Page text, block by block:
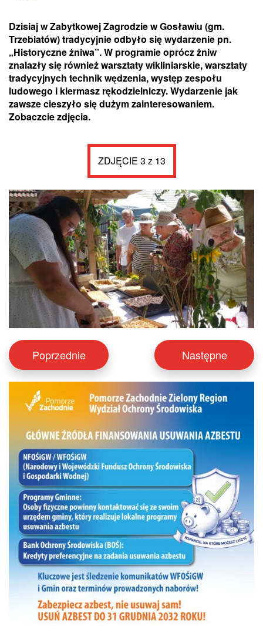
Dzisiaj w Zabytkowej Zagrodzie w Gosławiu (gm.
Trzebiatów) tradycyjnie odbyło się wydarzenie pn.
„Historyczne żniwa”. W programie oprócz żniw
znalazły się również warsztaty wikliniarskie, warsztaty
tradycyjnych technik wędzenia, występ zespołu
ludowego i kiermasz rękodzielniczy. Wydarzenie jak
zawsze cieszyło się dużym zainteresowaniem.
Zobaczcie zdjęcia.
ZDJĘCIE 3 z 13
Poprzednie Następne